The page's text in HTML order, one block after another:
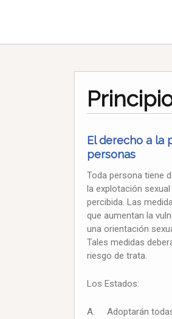
El derecho a la
personas
Toda persona tiene
la explotación
percibida. Las
que aumentan la
una orientación
Tales medidas
riesgo de trata.
Los Estados:
A. Adoptarán todas